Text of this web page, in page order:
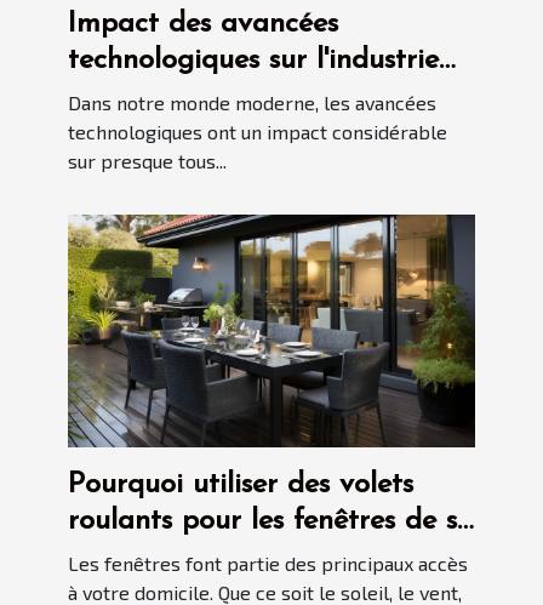
Impact des avancées
technologiques sur l'industrie
immobilière
Dans notre monde moderne, les avancées
technologiques ont un impact considérable
sur presque tous...
Pourquoi utiliser des volets
roulants pour les fenêtres de sa
maison ?
Les fenêtres font partie des principaux accès
à votre domicile. Que ce soit le soleil, le vent,